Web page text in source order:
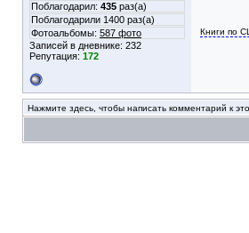
Поблагодарил: 435 раз(а)
Поблагодарили 1400 раз(а)
Фотоальбомы: 587 фото
Записей в дневнике: 232
Репутация: 172
Книги по
Нажмите здесь, чтобы написать комментарий к